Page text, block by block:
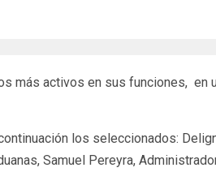
más activos en sus funciones, en
los seleccionados:
Samuel Pereyra,